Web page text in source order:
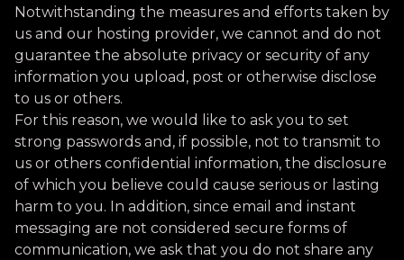
Notwithstanding the measures and efforts taken by
us and our hosting provider, we cannot and do not
guarantee the absolute privacy or security of any
information you upload, post or otherwise disclose
to us or others.
For this reason, we would like to ask you to set
strong passwords and, if possible, not to transmit to
us or others confidential information, the disclosure
of which you believe could cause serious or lasting
harm to you. In addition, since email and instant
messaging are not considered secure forms of
communication, we ask that you do not share any